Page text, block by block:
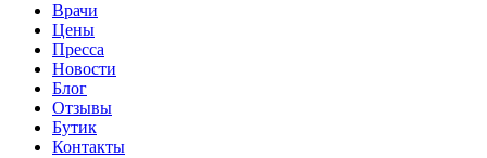
Врачи
Цены
Пресса
Новости
Блог
Отзывы
Бутик
Контакты